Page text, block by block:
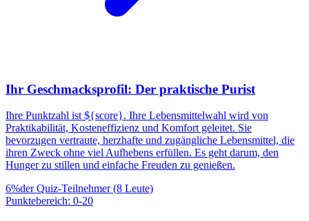
Ihr Geschmacksprofil: Der praktische Purist
Ihre Punktzahl ist ${score}. Ihre Lebensmittelwahl wird von
Praktikabilität, Kosteneffizienz und Komfort geleitet. Sie
bevorzugen vertraute, herzhafte und zugängliche Lebensmittel, die
ihren Zweck ohne viel Aufhebens erfüllen. Es geht darum, den
Hunger zu stillen und einfache Freuden zu genießen.
6%der Quiz-Teilnehmer(8 Leute)
Punktebereich: 0-20